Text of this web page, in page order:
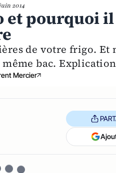
2014
et pourquoi
de votre frigo.
bac.
Mercier